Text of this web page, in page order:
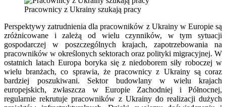
Pracownicy z Ukrainy szukają pracy
Perspektywy zatrudnienia dla pracowników z Ukrainy w Europie są
zróżnicowane i zależą od wielu czynników, w tym sytuacji
gospodarczej w poszczególnych krajach, zapotrzebowania na
pracowników w określonych sektorach oraz polityki migracyjnej. W
ostatnich latach Europa boryka się z niedoborem siły roboczej w
wielu branżach, co sprawia, że pracownicy z Ukrainy są coraz
bardziej poszukiwani. Sektor budowlany w wielu krajach
europejskich, zwłaszcza w Europie Zachodniej i Północnej,
regularnie rekrutuje pracowników z Ukrainy do realizacji dużych